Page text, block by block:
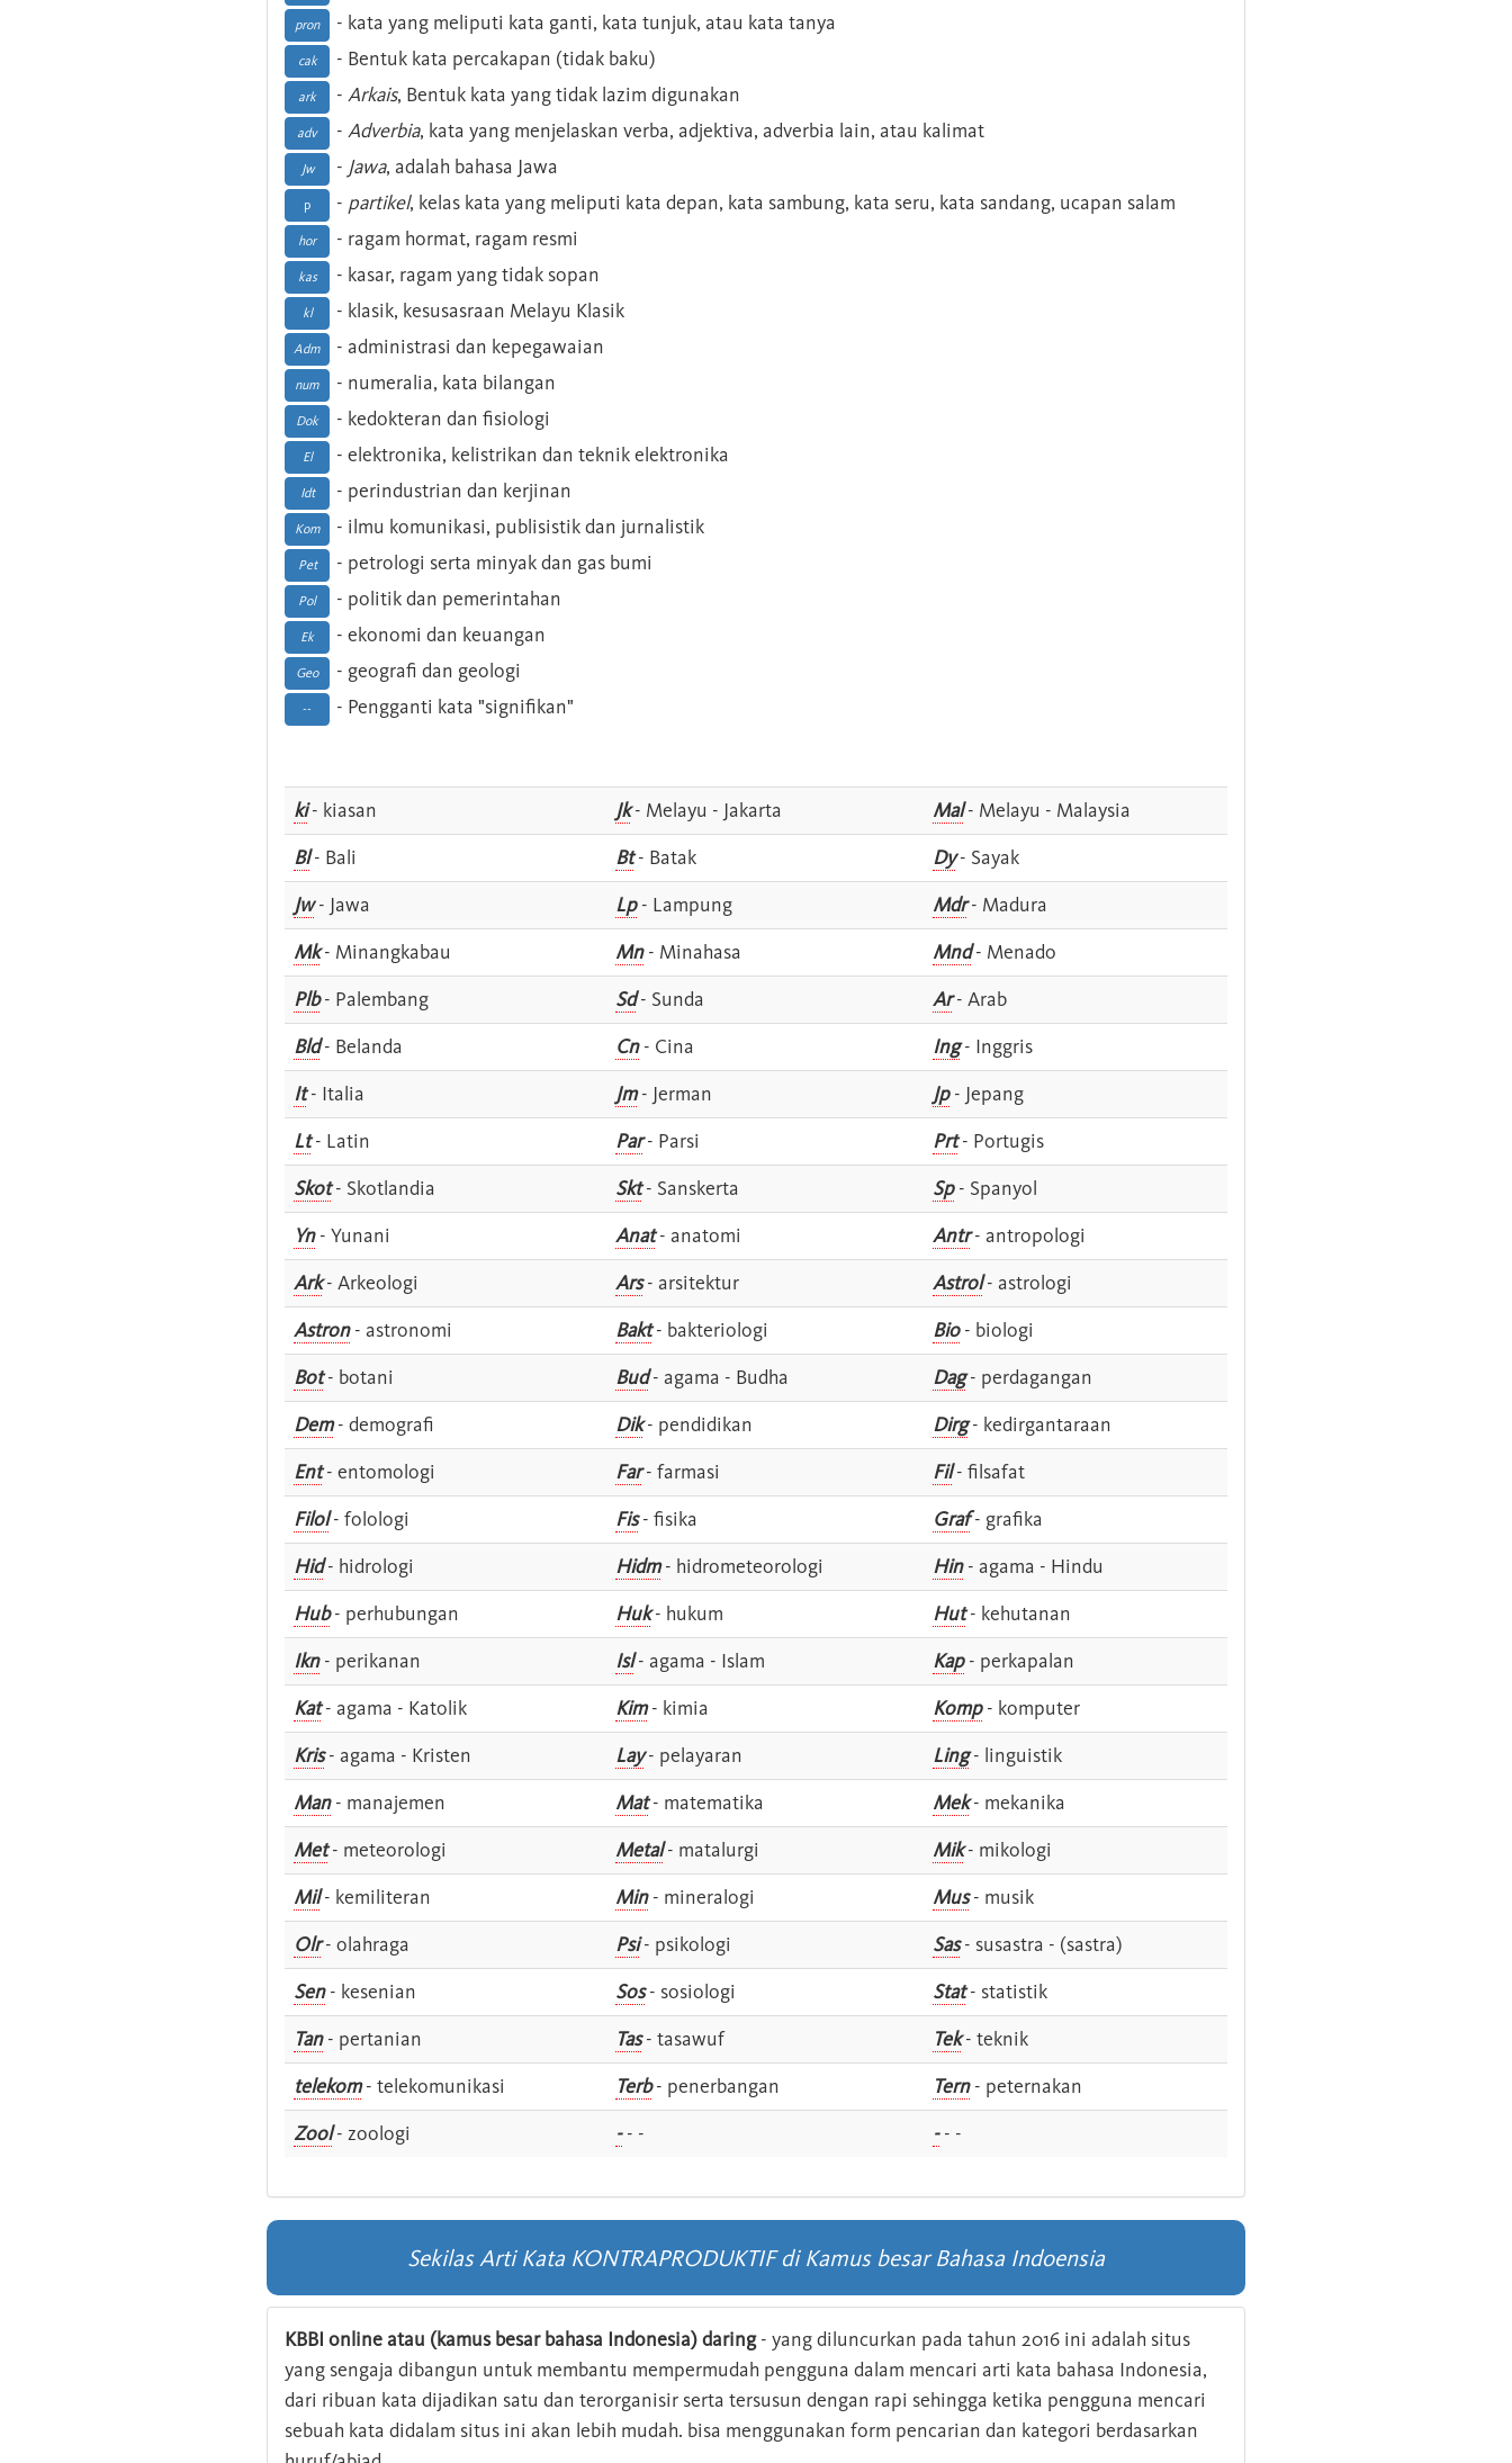
pron - kata yang meliputi kata ganti, kata tunjuk, atau kata tanya
cak - Bentuk kata percakapan (tidak baku)
ark - Arkais, Bentuk kata yang tidak lazim digunakan
adv - Adverbia, kata yang menjelaskan verba, adjektiva, adverbia lain, atau kalimat
Jw - Jawa, adalah bahasa Jawa
p - partikel, kelas kata yang meliputi kata depan, kata sambung, kata seru, kata sandang, ucapan salam
hor - ragam hormat, ragam resmi
kas - kasar, ragam yang tidak sopan
kl - klasik, kesusasraan Melayu Klasik
Adm - administrasi dan kepegawaian
num - numeralia, kata bilangan
Dok - kedokteran dan fisiologi
El - elektronika, kelistrikan dan teknik elektronika
Idt - perindustrian dan kerjinan
Kom - ilmu komunikasi, publisistik dan jurnalistik
Pet - petrologi serta minyak dan gas bumi
Pol - politik dan pemerintahan
Ek - ekonomi dan keuangan
Geo - geografi dan geologi
-- - Pengganti kata "signifikan"
ki- kiasan Jk- Melayu - Jakarta Mal- Melayu - Malaysia
Bl- Bali Bt- Batak Dy- Sayak
Jw- Jawa Lp- Lampung Mdr- Madura
Mk- Minangkabau Mn- Minahasa Mnd- Menado
Plb- Palembang Sd- Sunda Ar- Arab
Bld- Belanda Cn- Cina Ing- Inggris
It- Italia Jm- Jerman Jp- Jepang
Lt- Latin Par- Parsi Prt- Portugis
Skot- Skotlandia Skt- Sanskerta Sp- Spanyol
Yn- Yunani Anat- anatomi Antr- antropologi
Ark- Arkeologi Ars- arsitektur Astrol- astrologi
Astron- astronomi Bakt- bakteriologi Bio- biologi
Bot- botani Bud- agama - Budha Dag- perdagangan
Dem- demografi Dik- pendidikan Dirg- kedirgantaraan
Ent- entomologi Far- farmasi Fil- filsafat
Filol- folologi Fis- fisika Graf- grafika
Hid- hidrologi Hidm- hidrometeorologi Hin- agama - Hindu
Hub- perhubungan Huk- hukum Hut- kehutanan
Ikn- perikanan Isl- agama - Islam Kap- perkapalan
Kat- agama - Katolik Kim- kimia Komp- komputer
Kris- agama - Kristen Lay- pelayaran Ling- linguistik
Man- manajemen Mat- matematika Mek- mekanika
Met- meteorologi Metal- matalurgi Mik- mikologi
Mil- kemiliteran Min- mineralogi Mus- musik
Olr- olahraga Psi- psikologi Sas- susastra - (sastra)
Sen- kesenian Sos- sosiologi Stat- statistik
Tan- pertanian Tas- tasawuf Tek- teknik
telekom- telekomunikasi Terb- penerbangan Tern- peternakan
Zool- zoologi -- - -- -
Sekilas Arti Kata KONTRAPRODUKTIF di Kamus besar Bahasa Indoensia
KBBI online atau (kamus besar bahasa Indonesia) daring- yang diluncurkan pada tahun 2016 ini adalah situs
yang sengaja dibangun untuk membantu mempermudah pengguna dalam mencari arti kata bahasa Indonesia,
dari ribuan kata dijadikan satu dan terorganisir serta tersusun dengan rapi sehingga ketika pengguna mencari
sebuah kata didalam situs ini akan lebih mudah. bisa menggunakan form pencarian dan kategori berdasarkan